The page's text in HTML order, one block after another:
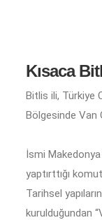
Kısaca
Bitlis ili, Türkiye
Bölgesinde Van
İsmi Makedonya
yaptırttığı
Tarihsel
kurulduğundan